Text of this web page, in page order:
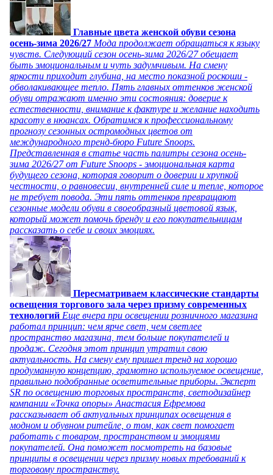
Главные цвета женской обуви сезона
осень-зима 2026/27 Мода продолжает обращаться к языку
чувств. Следующий сезон осень-зима 2026/27 обещает
быть эмоциональным и чуть задумчивым. На смену
яркости приходит глубина, на место показной роскоши -
обволакивающее тепло. Пять главных оттенков женской
обуви отражают именно эти состояния: доверие к
естественности, внимание к фактуре и желание находить
красоту в нюансах. Обратимся к профессиональному
прогнозу сезонных остромодных цветов от
международного тренд-бюро Future Snoops.
Представленная в статье часть палитры сезона осень-
зима 2026/27 от Future Snoops - эмоциональная карта
будущего сезона, которая говорит о доверии и хрупкой
честности, о равновесии, внутренней силе и тепле, которое
не требует повода. Эти пять оттенков превращают
сезонные модели обуви в своеобразный цветовой язык,
который может помочь бренду и его покупательницам
рассказать о себе и своих эмоциях.
Пересматриваем классические стандарты
освещения торгового зала через призму современных
технологий Еще вчера при освещении розничного магазина
работал принцип: чем ярче свет, чем светлее
пространство магазина, тем больше покупателей и
продаж. Сегодня этот принцип утратил свою
актуальность. На смену ему пришел тренд на хорошо
продуманную концепцию, грамотно используемое освещение,
правильно подобранные осветительные приборы. Эксперт
SR по освещению торговых пространств, светодизайнер
компании «Точка опоры» Анастасия Ефремова
рассказывает об актуальных принципах освещения в
модном и обувном ритейле, о том, как свет помогает
работать с товаром, пространством и эмоциями
покупателей. Она поможет посмотреть на базовые
принципы в освещении через призму новых требований к
торговому пространству.